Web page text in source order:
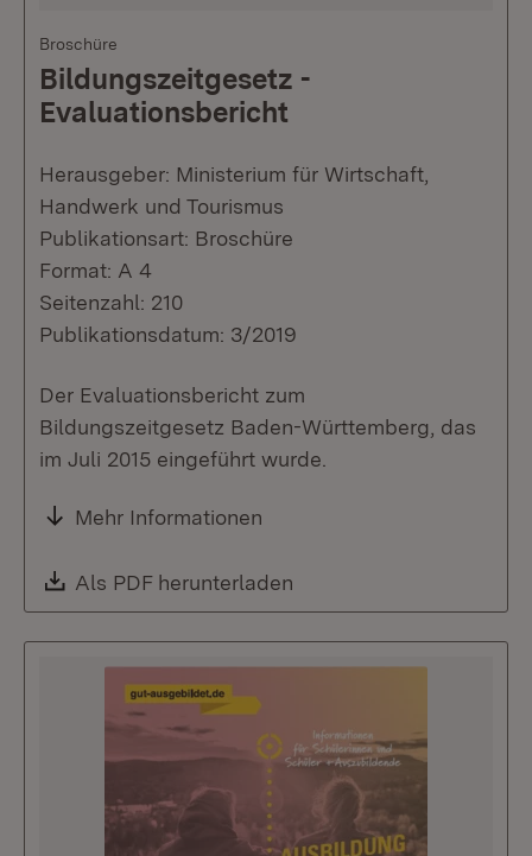
Broschüre
Bildungszeitgesetz -
Evaluationsbericht
Herausgeber: Ministerium für Wirtschaft,
Handwerk und Tourismus
Publikationsart: Broschüre
Format: A 4
Seitenzahl: 210
Publikationsdatum: 3/2019
Der Evaluationsbericht zum
Bildungszeitgesetz Baden-Württemberg, das
im Juli 2015 eingeführt wurde.
Mehr Informationen
Download:
Als PDF herunterladen